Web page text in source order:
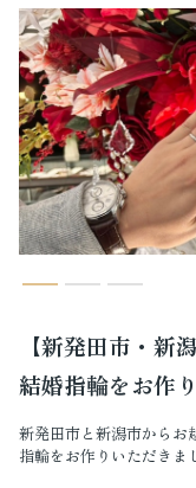
【新発田市・新
結婚指輪をお作
新発田市と新潟市からお
指輪をお作りいただきま